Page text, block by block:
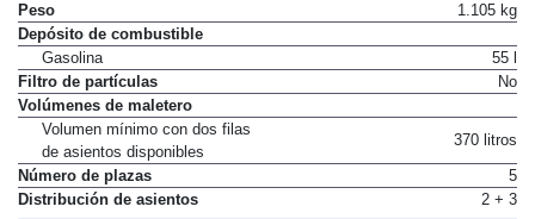
Peso
1.105 kg
Depósito de combustible
Gasolina
55 l
Filtro de partículas
No
Volúmenes de maletero
Volumen mínimo con dos filas
de asientos disponibles
370 litros
Número de plazas
5
Distribución de asientos
2 + 3